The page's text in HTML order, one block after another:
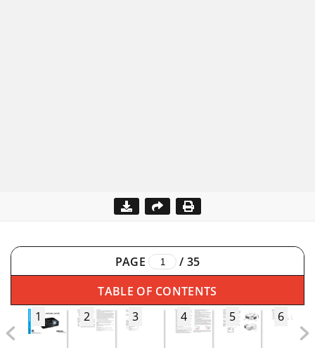
PAGE / 35
TABLE OF CONTENTS
1
2 3 4 5 6